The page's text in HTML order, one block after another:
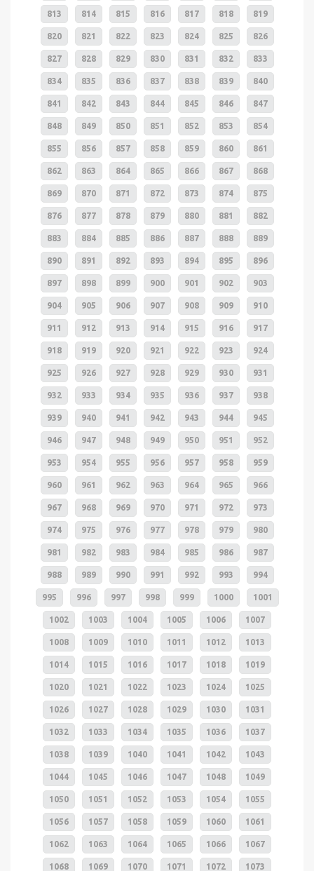
813 814 815 816 817 818 819
820 821 822 823 824 825 826
827 828 829 830 831 832 833
834 835 836 837 838 839 840
841 842 843 844 845 846 847
848 849 850 851 852 853 854
855 856 857 858 859 860 861
862 863 864 865 866 867 868
869 870 871 872 873 874 875
876 877 878 879 880 881 882
883 884 885 886 887 888 889
890 891 892 893 894 895 896
897 898 899 900 901 902 903
904 905 906 907 908 909 910
911 912 913 914 915 916 917
918 919 920 921 922 923 924
925 926 927 928 929 930 931
932 933 934 935 936 937 938
939 940 941 942 943 944 945
946 947 948 949 950 951 952
953 954 955 956 957 958 959
960 961 962 963 964 965 966
967 968 969 970 971 972 973
974 975 976 977 978 979 980
981 982 983 984 985 986 987
988 989 990 991 992 993 994
995 996 997 998 999 1000 1001
1002 1003 1004 1005 1006 1007
1008 1009 1010 1011 1012 1013
1014 1015 1016 1017 1018 1019
1020 1021 1022 1023 1024 1025
1026 1027 1028 1029 1030 1031
1032 1033 1034 1035 1036 1037
1038 1039 1040 1041 1042 1043
1044 1045 1046 1047 1048 1049
1050 1051 1052 1053 1054 1055
1056 1057 1058 1059 1060 1061
1062 1063 1064 1065 1066 1067
1068 1069 1070 1071 1072 1073